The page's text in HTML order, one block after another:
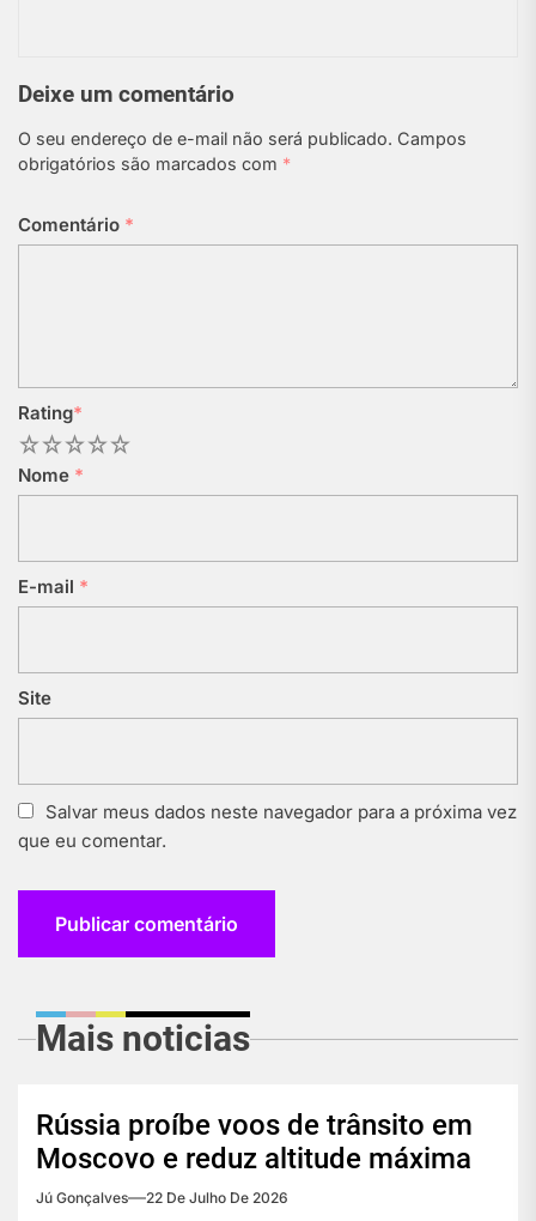
Deixe um comentário
O seu endereço de e-mail não será publicado. Campos
obrigatórios são marcados com *
Comentário *
Rating*
5
4
3
2
Nome *
E-mail *
Site
Salvar meus dados neste navegador para a próxima vez
que eu comentar.
Mais noticias
Rússia proíbe voos de trânsito em
Moscovo e reduz altitude máxima
Jú Gonçalves 22 De Julho De 2026